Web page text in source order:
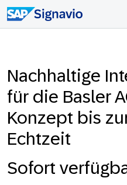
Nachhaltige
für die Basler
Konzept bis
Echtzeit
Sofort